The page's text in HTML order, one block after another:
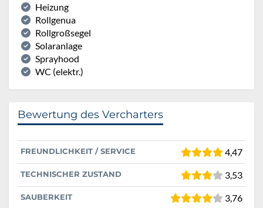
Heizung
Rollgenua
Rollgroßsegel
Solaranlage
Sprayhood
WC (elektr.)
Bewertung des Vercharters
FREUNDLICHKEIT / SERVICE 4,47
TECHNISCHER ZUSTAND 3,53
SAUBERKEIT 3,76